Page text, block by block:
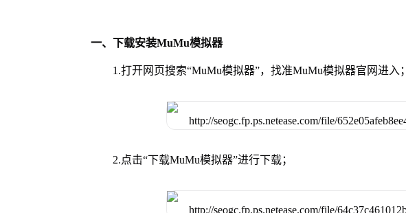
一、下载安装MuMu模拟器
1.打开网页搜索“MuMu模拟器”，找准MuMu模拟器官网进入；
2.点击“下载MuMu模拟器”进行下载；